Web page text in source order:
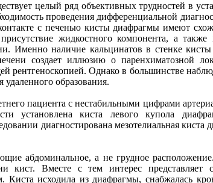
целый ряд объективных трудностей в
проведения дифференциальной
с печенью кисты диафрагмы имеют
жидкостного компонента, а
Именно наличие кальцинатов в стенке
создает иллюзию о паренхиматозной
рентгеноскопией. Однако в большинстве
образования.
пациента с нестабильными цифрами
установлена киста левого купола
диагностирована мезотелиальная
абдоминальное, а не грудное
кист. Вместе с тем интерес
Киста исходила из диафрагмы, снабжалась